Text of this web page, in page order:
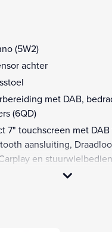
(5W2)
achter
met DAB,
(6QD)
7" touchscreen met
aansluiting,
en
bijrijdersstoel met